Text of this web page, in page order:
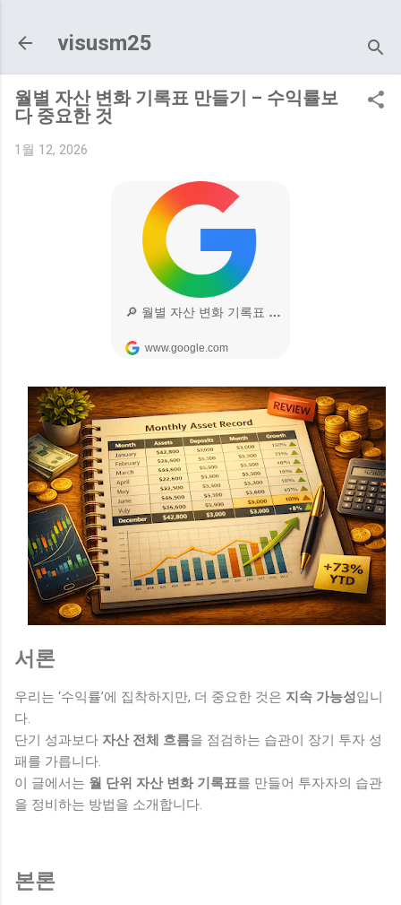
visusm25
월별 자산 변화 기록표 만들기 – 수익률보
다 중요한 것
1월 12, 2026
서론
우리는 ‘수익률’에 집착하지만, 더 중요한 것은 지속 가능성입니
다.
단기 성과보다 자산 전체 흐름을 점검하는 습관이 장기 투자 성
패를 가릅니다.
이 글에서는 월 단위 자산 변화 기록표를 만들어 투자자의 습관
을 정비하는 방법을 소개합니다.
본론